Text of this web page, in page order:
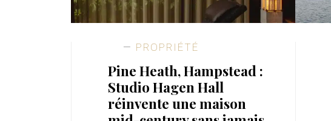
PROPRIÉTÉ
Pine Heath, Hampstead :
Studio Hagen Hall
réinvente une maison